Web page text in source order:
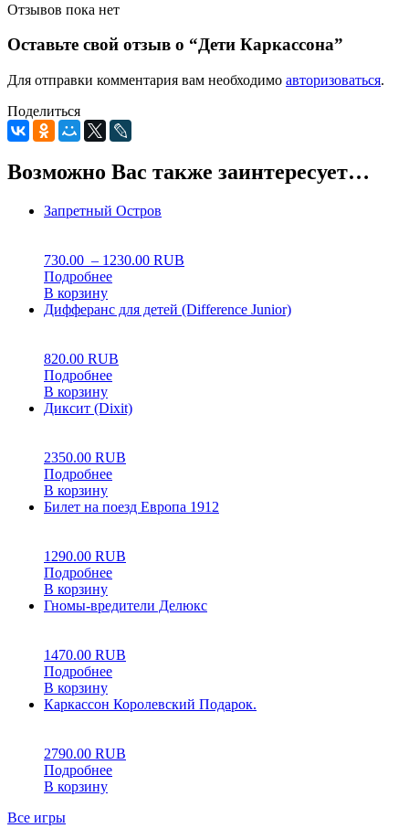
Отзывов пока нет
Оставьте свой отзыв о “Дети Каркассона”
Для отправки комментария вам необходимо авторизоваться.
Поделиться
Возможно Вас также заинтересует…
Запретный Остров
730.00 – 1230.00 RUB
Подробнее
В корзину
Дифферанс для детей (Difference Junior)
820.00 RUB
Подробнее
В корзину
Диксит (Dixit)
2350.00 RUB
Подробнее
В корзину
Билет на поезд Европа 1912
1290.00 RUB
Подробнее
В корзину
Гномы-вредители Делюкс
1470.00 RUB
Подробнее
В корзину
Каркассон Королевский Подарок.
2790.00 RUB
Подробнее
В корзину
Все игры